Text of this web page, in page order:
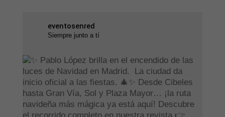
eventosenred
Siempre junto a tí